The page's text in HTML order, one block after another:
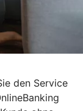
den Service